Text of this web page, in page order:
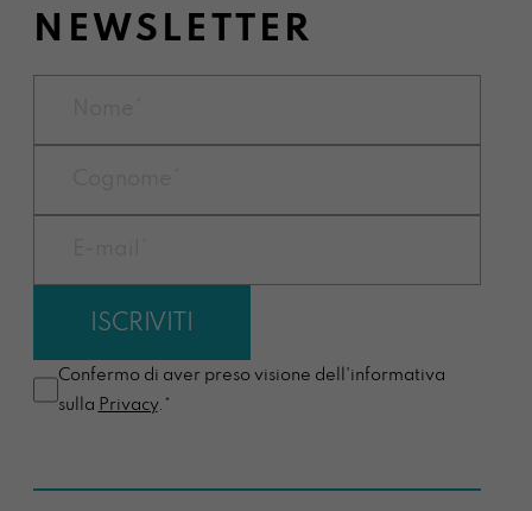
NEWSLETTER
Confermo di aver preso visione dell'informativa
sulla Privacy.*